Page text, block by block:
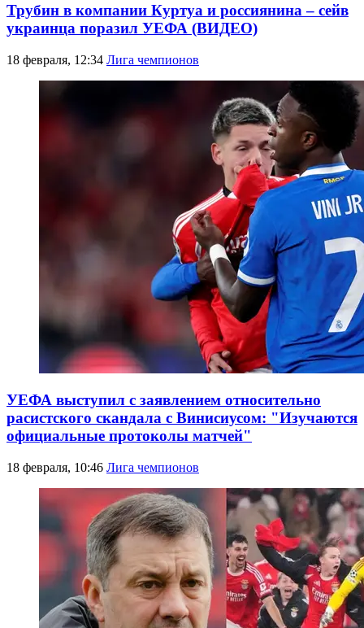
Трубин в компании Куртуа и россиянина – сейв
украинца поразил УЕФА (ВИДЕО)
18 февраля, 12:34 Лига чемпионов
УЕФА выступил с заявлением относительно
расистского скандала с Винисиусом: "Изучаются
официальные протоколы матчей"
18 февраля, 10:46 Лига чемпионов